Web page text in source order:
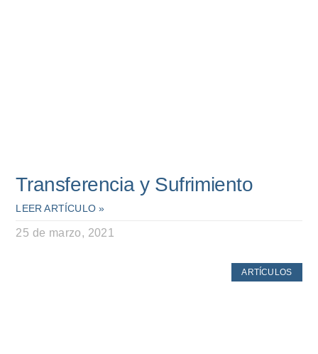
Transferencia y Sufrimiento
LEER ARTÍCULO »
25 de marzo, 2021
ARTÍCULOS